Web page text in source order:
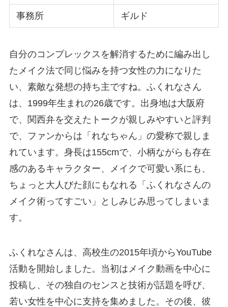
事務所 ギルド
自分のコンプレックスを解消するために編み出し
たメイク法で同じ悩みを持つ女性の力になりた
い、素敵な発想の持ち主ですね。ふくれなさん
は、1999年生まれの26歳です。出身地は大阪府
で、関西弁を交えたトークが親しみやすいと評判
で、ファンからは「れなちゃん」の愛称で親しま
れています。身長は155cmで、小柄ながらも存在
感のあるキャラクター、メイクで可愛い系にも、
ちょっと大人びた顔にもなれる「ふくれなさんの
メイク術ってすごい」としみじみ思ってしまいま
す。
ふくれなさんは、高校生の2015年頃からYouTube
活動を開始しました。当初はメイク動画を中心に
投稿し、その独自のセンスと技術が話題を呼び、
若い女性を中心に支持を集めました。その後、彼